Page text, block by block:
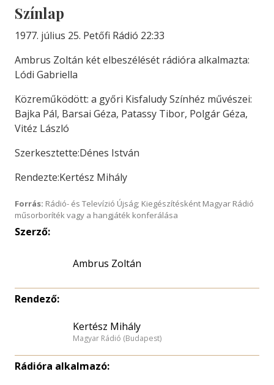
Színlap
1977. július 25. Petőfi Rádió 22:33
Ambrus Zoltán két elbeszélését rádióra alkalmazta:
Lódi Gabriella
Közreműködött: a győri Kisfaludy Színhéz művészei:
Bajka Pál, Barsai Géza, Patassy Tibor, Polgár Géza,
Vitéz László
Szerkesztette:Dénes István
Rendezte:Kertész Mihály
Forrás: Rádió- és Televízió Újság; Kiegészítésként Magyar Rádió
műsorboríték vagy a hangjáték konferálása
Szerző:
Ambrus Zoltán
Rendező:
Kertész Mihály
Magyar Rádió (Budapest)
Rádióra alkalmazó: